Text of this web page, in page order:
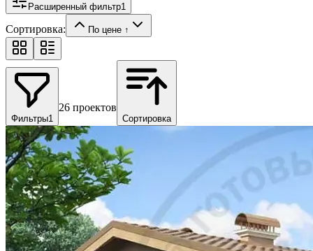
Расширенный фильтр1
Сортировка: По цене ↑
Фильтры1
26 проектов
Сортировка